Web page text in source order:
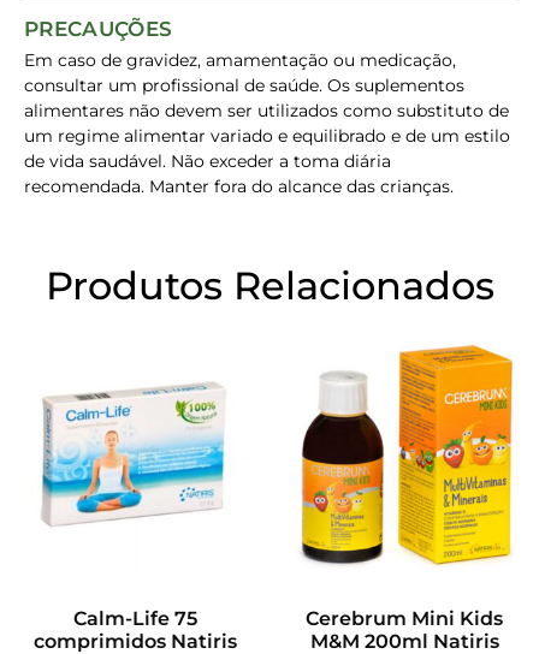
PRECAUÇÕES
Em caso de gravidez, amamentação ou medicação,
consultar um profissional de saúde. Os suplementos
alimentares não devem ser utilizados como substituto de
um regime alimentar variado e equilibrado e de um estilo
de vida saudável. Não exceder a toma diária
recomendada. Manter fora do alcance das crianças.
Produtos Relacionados
Calm-Life 75
comprimidos Natiris
Cerebrum Mini Kids
M&M 200ml Natiris